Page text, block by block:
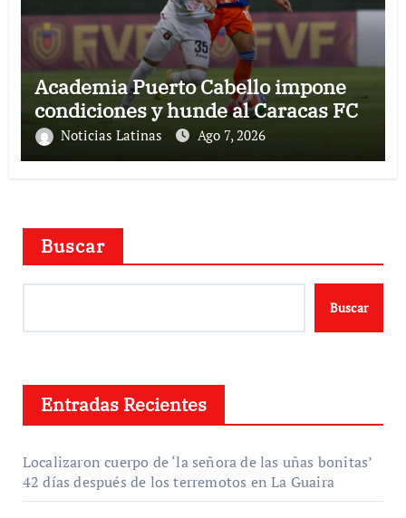
Academia Puerto Cabello impone
condiciones y hunde al Caracas FC
Noticias Latinas Ago 7, 2026
Buscar
Buscar
Entradas Recientes
Localizaron cuerpo de ‘la señora de las uñas bonitas’
42 días después de los terremotos en La Guaira